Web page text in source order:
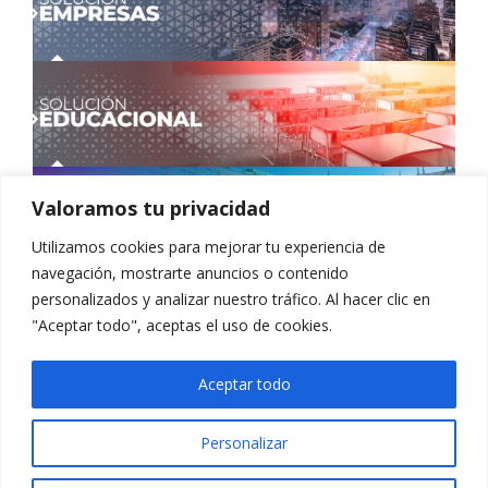
Valoramos tu privacidad
Utilizamos cookies para mejorar tu experiencia de
navegación, mostrarte anuncios o contenido
personalizados y analizar nuestro tráfico. Al hacer clic en
"Aceptar todo", aceptas el uso de cookies.
Personalizar
Aceptar todo
Copyright Accumin 2024 | All Rights Reserved |ONDACse